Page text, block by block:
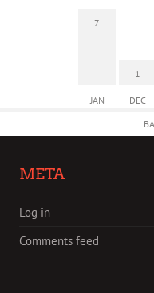
7
JAN
1
DEC
META
Log in
Comments feed